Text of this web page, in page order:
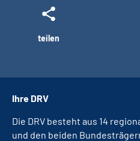
teilen
Ihre DRV
Die DRV besteht aus 14
und den beiden